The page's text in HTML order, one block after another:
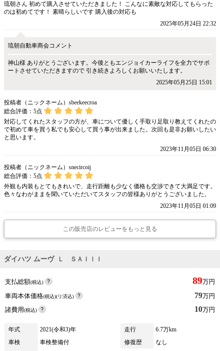
琉朝さん 初めて購入させていただきました！ こんなに素敵な対応してもらった
のは初めてです！ 素晴らしいです 購入後の対応も
2025年05月24日 22:32
琉朝自動車商会コメント
神山様 ありがとうございます。今後ともエンジョイカーライフを全力でサポ
ートさせていただきますので 引き続きよろしくお願いいたします。
2025年05月25日 15:01
投稿者（ニックネーム）sbeekeecroa
総合評価： 5点
対応してくれたスタッフの方が、車について優しく手取り足取り教えてくれたの
で初めて車を買う私でも安心して買う事が出来ました。次回も是非お願いしたい
と思います。
2023年11月05日 06:30
投稿者（ニックネーム）snecircoij
総合評価： 5点
外観も内装もとてもきれいで、走行距離も少なく価格も交渉できて大満足です。
色々なわがままを聞いていただいてスタッフの皆様ありがとうございました。
2023年11月05日 01:09
この販売店のレビューをもっと見る
ダイハツ ムーヴ Ｌ ＳＡＩＩＩ
支払総額(税込) 89万円
車両本体価格(税込)(リ済込) 79万円
諸費用(税込) 10万円
年式 2021(令和3)年 走行
6.7万km
車検
車検整備付 修復歴
なし